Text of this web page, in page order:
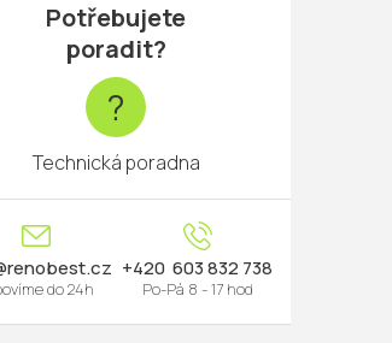
Potřebujete
poradit?
?
Technická poradna
renobest.cz 603 832 738